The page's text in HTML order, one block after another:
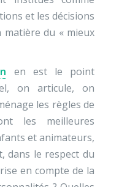
et les décisions
du « mieux
en est le point
on articule, on
les règles de
les meilleures
et animateurs,
dans le respect du
en compte de la